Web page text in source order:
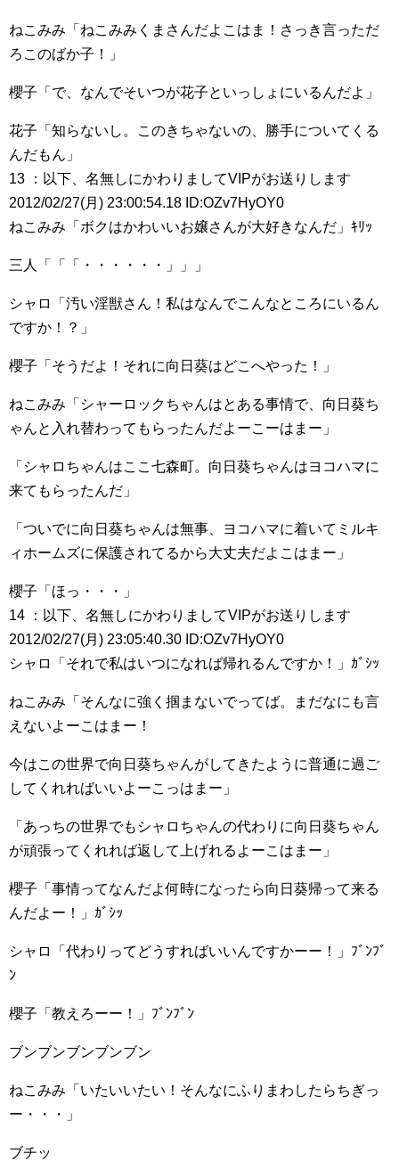
ねこみみ「ねこみみくまさんだよこはま！さっき言っただ
ろこのばか子！」
櫻子「で、なんでそいつが花子といっしょにいるんだよ」
花子「知らないし。このきちゃないの、勝手についてくる
んだもん」
13 ：以下、名無しにかわりましてVIPがお送りします
2012/02/27(月) 23:00:54.18 ID:OZv7HyOY0
ねこみみ「ボクはかわいいお嬢さんが大好きなんだ」ｷﾘｯ
三人「「「・・・・・・」」」
シャロ「汚い淫獣さん！私はなんでこんなところにいるん
ですか！？」
櫻子「そうだよ！それに向日葵はどこへやった！」
ねこみみ「シャーロックちゃんはとある事情で、向日葵ち
ゃんと入れ替わってもらったんだよーこーはまー」
「シャロちゃんはここ七森町。向日葵ちゃんはヨコハマに
来てもらったんだ」
「ついでに向日葵ちゃんは無事、ヨコハマに着いてミルキ
ィホームズに保護されてるから大丈夫だよこはまー」
櫻子「ほっ・・・」
14 ：以下、名無しにかわりましてVIPがお送りします
2012/02/27(月) 23:05:40.30 ID:OZv7HyOY0
シャロ「それで私はいつになれば帰れるんですか！」ｶﾞｼｯ
ねこみみ「そんなに強く掴まないでってば。まだなにも言
えないよーこはまー！
今はこの世界で向日葵ちゃんがしてきたように普通に過ご
してくれればいいよーこっはまー」
「あっちの世界でもシャロちゃんの代わりに向日葵ちゃん
が頑張ってくれれば返して上げれるよーこはまー」
櫻子「事情ってなんだよ何時になったら向日葵帰って来る
んだよー！」ｶﾞｼｯ
シャロ「代わりってどうすればいいんですかーー！」ﾌﾞﾝﾌﾞ
ﾝ
櫻子「教えろーー！」ﾌﾞﾝﾌﾞﾝ
ブンブンブンブンブン
ねこみみ「いたいいたい！そんなにふりまわしたらちぎっ
ー・・・」
ブチッ